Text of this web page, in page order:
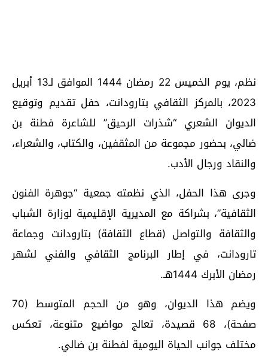
نظم، يوم الخميس 22 رمضان 1444 الموافق لـ13 أبريل
2023، بالمركز الثقافي بتارودانت، حفل تقديم وتوقيع
الديوان الشعري “شذرات الرحيق” للشاعرة فطنة بن
ضالي، بحضور مجموعة من المثقفين، والكتاب، والشعراء،
والنقاد ورجال الأدب.
وجرى هذا الحفل، الذي نظمته جمعية “جوهرة الفنون
الثقافية”، بشراكة مع المديرية الإقليمية لوزارة الشباب
والثقافة والتواصل (قطاع الثقافة) بتارودانت وجماعة
تارودانت، في إطار البرنامج الثقافي والفني لشهر
رمضان الأبرك 1444هـ.
ويضم هذا الديوان، وهو من الحجم المتوسط (70
صفحة)، 68 قصيدة، تعالج مواضيع متنوعة، تعكس
مختلف جوانب الحياة اليومية لفطنة بن ضالي.